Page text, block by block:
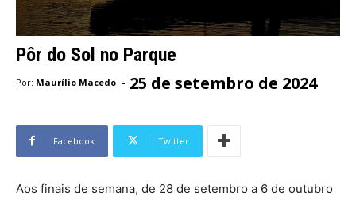
Pôr do Sol no Parque
Por: Maurílio Macedo - 25 de setembro de 2024
Facebook Twitter
Aos finais de semana, de 28 de setembro a 6 de outubro